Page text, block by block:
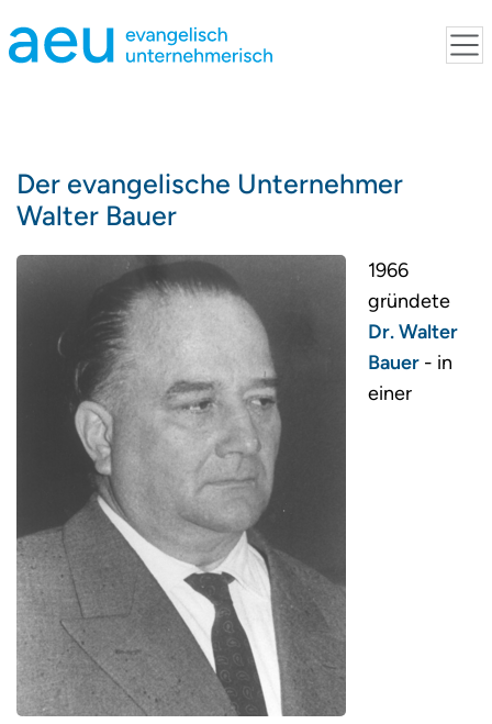
Der evangelische Unternehmer
Walter Bauer
1966
gründete
Dr. Walter
Bauer - in
einer